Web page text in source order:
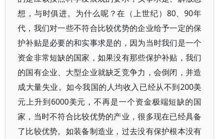
想，与时俱进。为什么呢？在（上世纪）80、90年
代，我们对一些不符合比较优势的企业给予一定的保
护补贴是必要的和实事求是的，因为当时我们是一个
资金非常短缺的国家，如果没有那些保护补贴，我们
的国有企业、大型企业就缺乏竞争力，会倒闭，并造
成大量失业。如今我国的人均收入已经从不到200美
元上升到6000美元，不再是一个资金极端短缺的国
家，当时不符合比较优势的产业，很多现在已经具备
了比较优势。如装备制造业，过去没有保护根本没有